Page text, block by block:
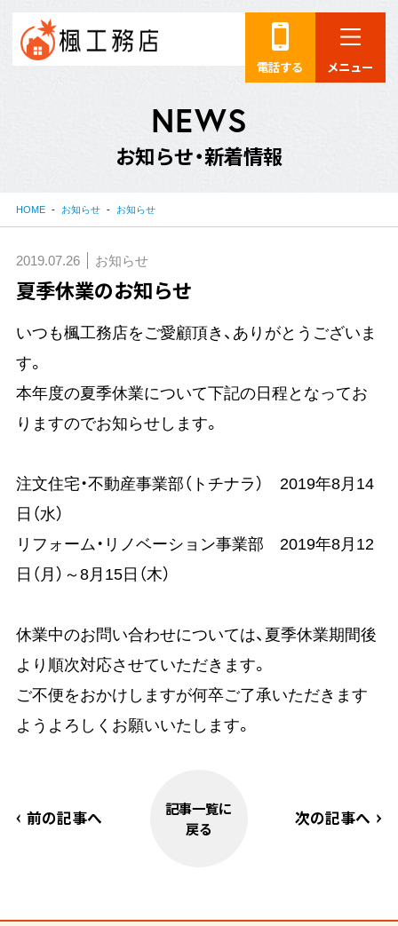
電話する メニュー
NEWS
お知らせ・新着情報
HOME お知らせ お知らせ
2019.07.26 お知らせ
夏季休業のお知らせ
いつも楓工務店をご愛顧頂き、ありがとうございま
す。
本年度の夏季休業について下記の日程となってお
りますのでお知らせします。
注文住宅・不動産事業部（トチナラ） 2019年8月14
日（水）
リフォーム・リノベーション事業部 2019年8月12
日（月）～8月15日（木）
休業中のお問い合わせについては、夏季休業期間後
より順次対応させていただきます。
ご不便をおかけしますが何卒ご了承いただきます
ようよろしくお願いいたします。
前の記事へ
記事一覧に
戻る
次の記事へ